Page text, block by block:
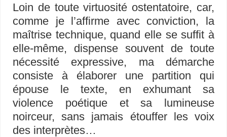
Loin de toute virtuosité ostentatoire, car,
comme je l’affirme avec conviction, la
maîtrise technique, quand elle se suffit à
elle-même, dispense souvent de toute
nécessité expressive, ma démarche
consiste à élaborer une partition qui
épouse le texte, en exhumant sa
violence poétique et sa lumineuse
noirceur, sans jamais étouffer les voix
des interprètes…